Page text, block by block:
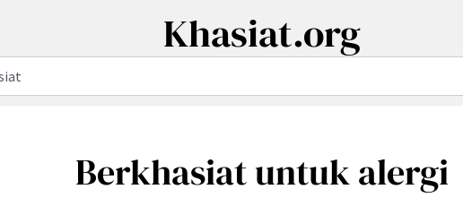
Khasiat.org
Berkhasiat untuk alergi